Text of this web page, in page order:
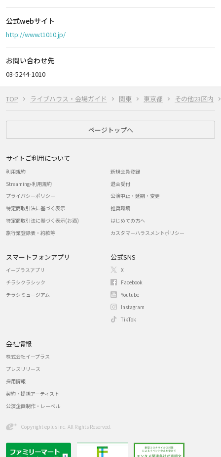
TOP ライブハウス・会場ガイド 関東 東京都 その他23区内
公式webサイト
http://www.t1010.jp/
お問い合わせ先
03-5244-1010
ページトップへ
サイトご利用について
利用規約
Streaming+利用規約
プライバシーポリシー
特定商取引法に基づく表示
特定商取引法に基づく表示(お酒)
旅行業登録表・約款等
新規会員登録
退会受付
公演中止・延期・変更
推奨環境
はじめての方へ
カスタマーハラスメントポリシー
スマートフォンアプリ
イープラスアプリ
チラシクラシック
チラシミュージアム
公式SNS
X
Facebook
Youtube
Instagram
TikTok
会社情報
株式会社イープラス
プレスリリース
採用情報
契約・提携アーティスト
公演企画制作・レーベル
Copyright eplus inc. All Rights Reserved.